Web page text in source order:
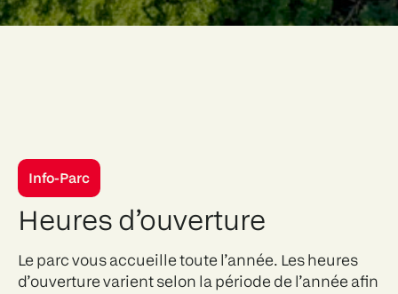
Info-Parc
Heures d’ouverture
Le parc vous accueille toute l’année. Les heures
d’ouverture varient selon la période de l’année afin